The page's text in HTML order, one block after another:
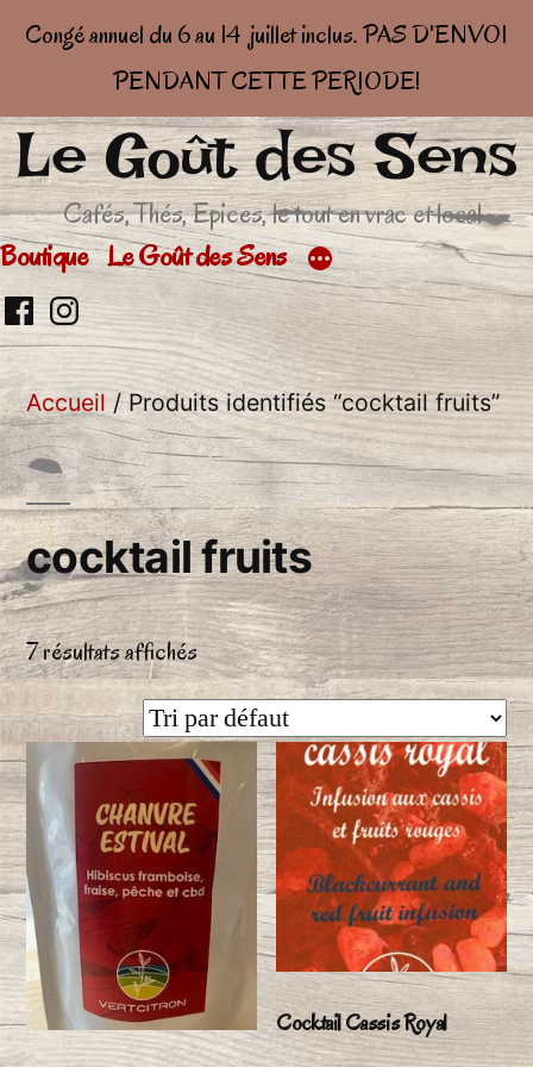
Congé annuel du 6 au 14 juillet inclus. PAS D'ENVOI
PENDANT CETTE PERIODE!
Aller
au
contenu
Le Goût des Sens
Cafés, Thés, Epices, le tout en vrac et local
Boutique Le Goût des Sens
Retrouvez
moi
sur
facebook
Retrouver
moi
sur
Insta
Accueil / Produits identifiés “cocktail fruits”
cocktail fruits
7 résultats affichés
Cocktail Cassis Royal